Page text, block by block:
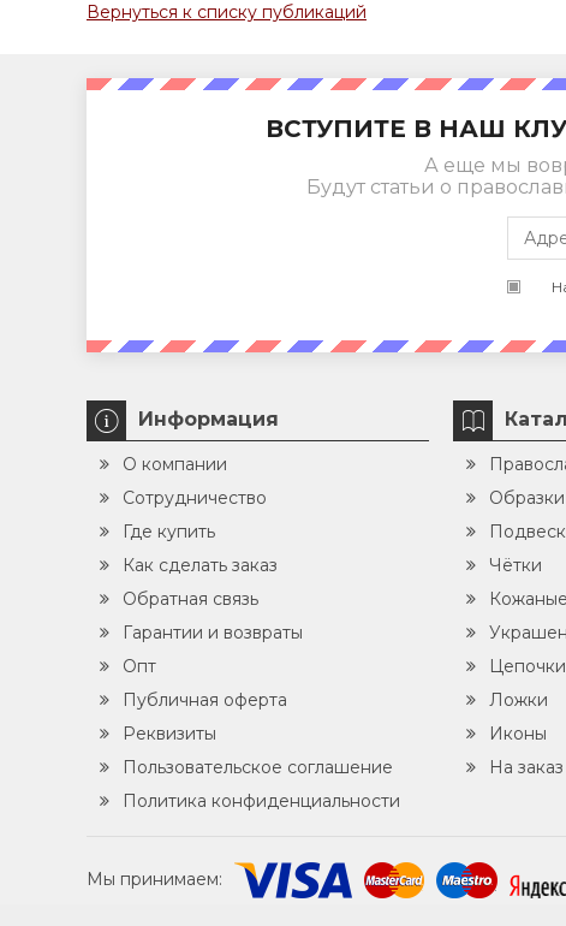
Вернуться к списку публикаций
ВСТУПИТЕ В НАШ
А еще мы
Будут статьи о
Информация
О компании
Сотрудничество
Где купить
Как сделать заказ
Обратная связь
Гарантии и возвраты
Опт
Публичная оферта
Реквизиты
Пользовательское соглашение
Политика конфиденциальности
Образки
Чётки
Цепочки
Ложки
Иконы
На заказ
Мы принимаем: